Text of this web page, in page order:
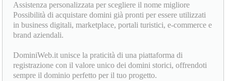
Assistenza personalizzata per scegliere il nome migliore
Possibilità di acquistare domini già pronti per essere utilizzati
in business digitali, marketplace, portali turistici, e-commerce e
brand aziendali.
DominiWeb.it unisce la praticità di una piattaforma di
registrazione con il valore unico dei domini storici, offrendoti
sempre il dominio perfetto per il tuo progetto.